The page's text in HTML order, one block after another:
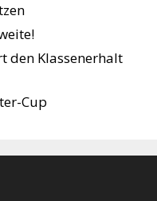
den Klassenerhalt
Cup